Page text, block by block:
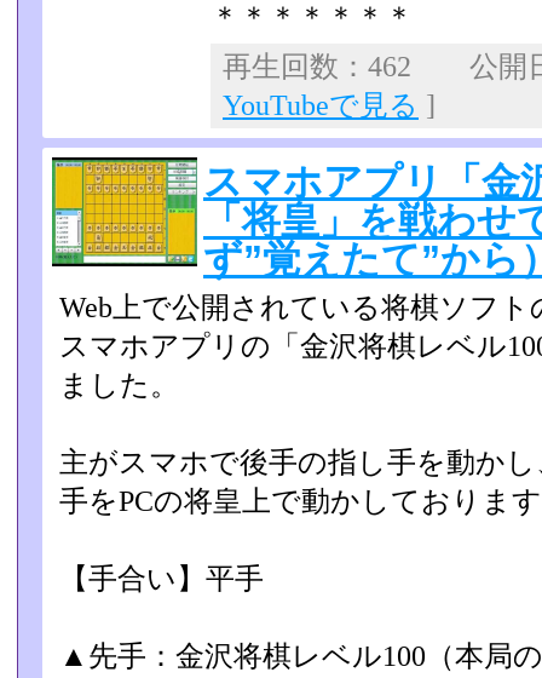
＊＊＊＊＊＊＊
再生回数：462 公開
YouTubeで見る ]
スマホアプリ「金
「将皇」を戦わ
ず”覚えたて”から
Web上で公開されている将棋ソフト
スマホアプリの「金­沢将棋レベル
ました。
主がスマホで後手の指し手を動か
手をPCの将皇上で動かし­ておりま
【手合い】平手
▲先手：金沢将棋レベル100（本局